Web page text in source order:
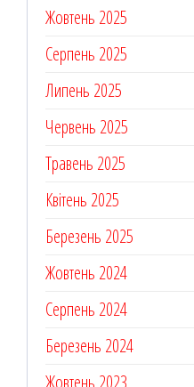
Жовтень 2025
Серпень 2025
Липень 2025
Червень 2025
Травень 2025
Квітень 2025
Березень 2025
Жовтень 2024
Серпень 2024
Березень 2024
Жовтень 2023